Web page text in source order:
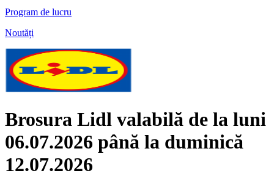
Program de lucru
Noutăți
Brosura Lidl valabilă de la luni
06.07.2026 până la duminică
12.07.2026